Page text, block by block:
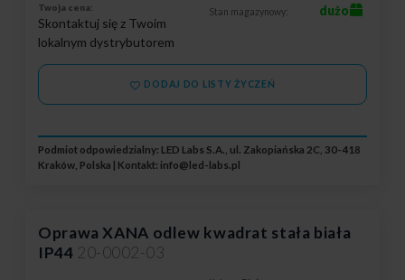
Twoja cena:
Skontaktuj się z Twoim
lokalnym dystrybutorem
Stan magazynowy: dużo
DODAJ DO LISTY ŻYCZEŃ
Podmiot odpowiedzialny: LED Labs S.A., ul. Zakopiańska 2C, 30-418
Kraków, Polska | Kontakt: info@led-labs.pl
Oprawa XANA odlew kwadrat stała biała
IP44 20-0002-03